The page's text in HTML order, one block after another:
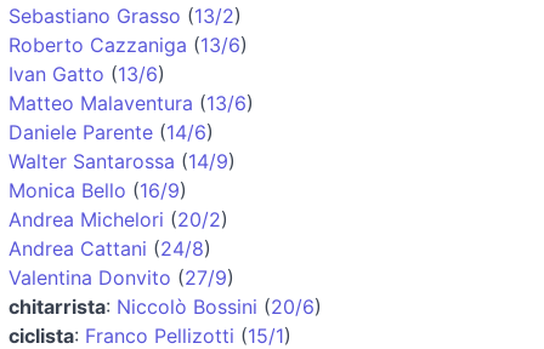
Sebastiano Grasso (13/2)
Roberto Cazzaniga (13/6)
Ivan Gatto (13/6)
Matteo Malaventura (13/6)
Daniele Parente (14/6)
Walter Santarossa (14/9)
Monica Bello (16/9)
Andrea Michelori (20/2)
Andrea Cattani (24/8)
Valentina Donvito (27/9)
chitarrista: Niccolò Bossini (20/6)
ciclista: Franco Pellizotti (15/1)